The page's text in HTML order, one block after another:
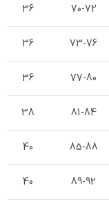
70-72
36
73-76
36
77-80
36
81-84
38
85-88
40
89-92
40